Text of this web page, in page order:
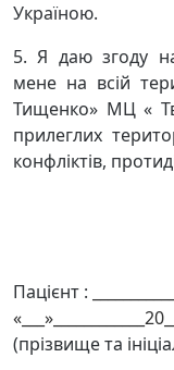
Україною.
5. Я даю згоду
мене на всій
Тищенко» МЦ «
прилеглих
конфліктів,
Пацієнт :
(прізвище та